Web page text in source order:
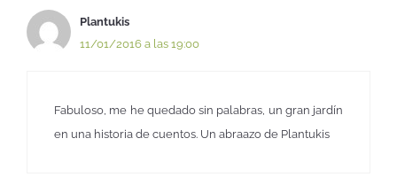
Plantukis
11/01/2016 a las 19:00
Fabuloso, me he quedado sin palabras, un gran jardín
en una historia de cuentos. Un abraazo de Plantukis